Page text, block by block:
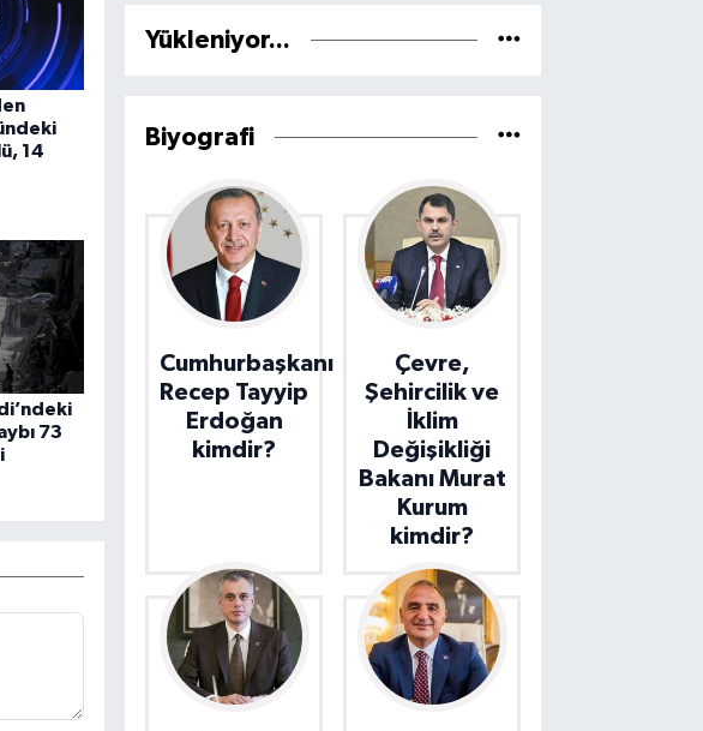
14
73
Yükleniyor...
Biyografi
Cumhurbaşkanı
Recep Tayyip
Erdoğan
kimdir?
Çevre,
Şehircilik ve
İklim
Değişikliği
Bakanı Murat
Kurum
kimdir?